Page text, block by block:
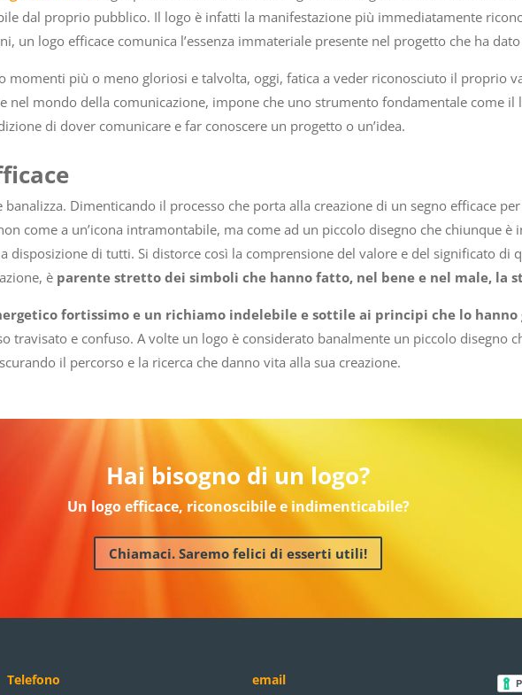
dal proprio pubblico. Il logo è infatti la manifestazione più immediatamente
un logo efficace comunica l’essenza immateriale presente nel progetto che ha dato
momenti più o meno gloriosi e talvolta, oggi, fatica a veder riconosciuto il proprio
nel mondo della comunicazione, impone che uno strumento fondamentale come il
di dover comunicare e far conoscere un progetto o un’idea.
Dimenticando il processo che porta alla creazione di un segno efficace
come a un’icona intramontabile, ma come ad un piccolo disegno che chiunque è
disposizione di tutti. Si distorce così la comprensione del valore e del significato di
è parente stretto dei simboli che hanno fatto, nel bene e nel male, la
fortissimo e un richiamo indelebile e sottile ai principi che lo hanno
travisato e confuso. A volte un logo è considerato banalmente un piccolo disegno
il percorso e la ricerca che danno vita alla sua creazione.
Hai bisogno di un logo?
Un logo efficace, riconoscibile e indimenticabile?
Chiamaci. Saremo felici di esserti utili!
Telefono email